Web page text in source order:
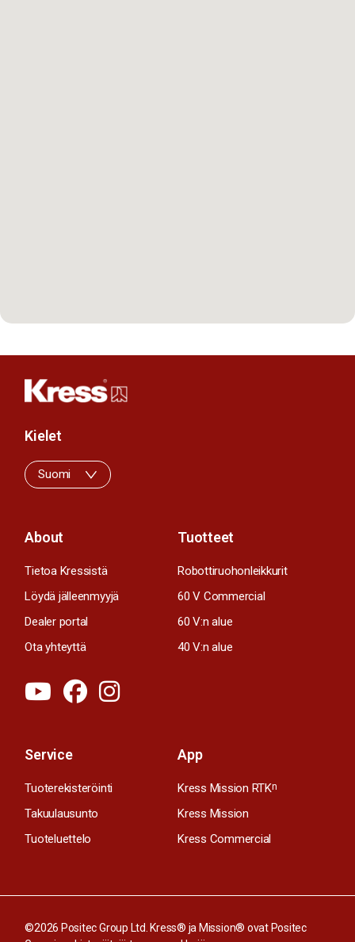
About
Tietoa Kressistä
Löydä jälleenmyyjä
Dealer portal
Ota yhteyttä
Tuotteet
Robottiruohonleikkurit
60 V Commercial
60 V:n alue
40 V:n alue
Service
Tuoterekisteröinti
Takuulausunto
Tuoteluettelo
App
Kress Mission RTKn
Kress Mission
Kress Commercial
Kielet
Suomi
©2026 Positec Group Ltd. Kress® ja Mission® ovat Positec